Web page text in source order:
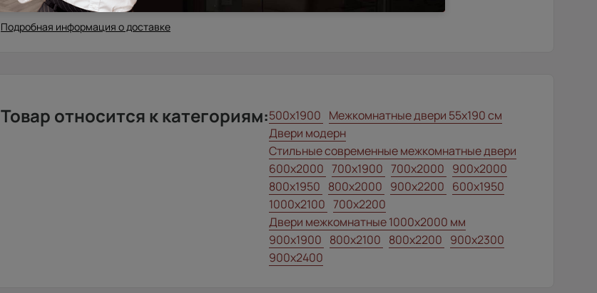
Подробная информация о доставке
Товар относится к категориям:500x1900 Межкомнатные двери 55х190 см
Двери модерн
Стильные современные межкомнатные двери
600x2000 700x1900 700x2000 900x2000
800х1950 800x2000 900x2200 600x1950
1000x2100 700x2200
Двери межкомнатные 1000х2000 мм
900x1900 800x2100 800x2200 900x2300
900x2400